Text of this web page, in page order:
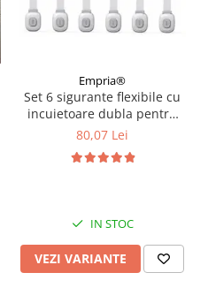
Empria®
Set 6 sigurante flexibile cu
incuietoare dubla pentru
usi si sertare, Gri
80,07 Lei
IN STOC
VEZI VARIANTE